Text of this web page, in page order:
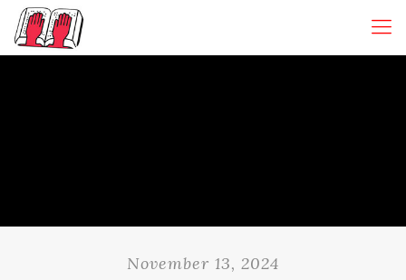
November 13, 2024